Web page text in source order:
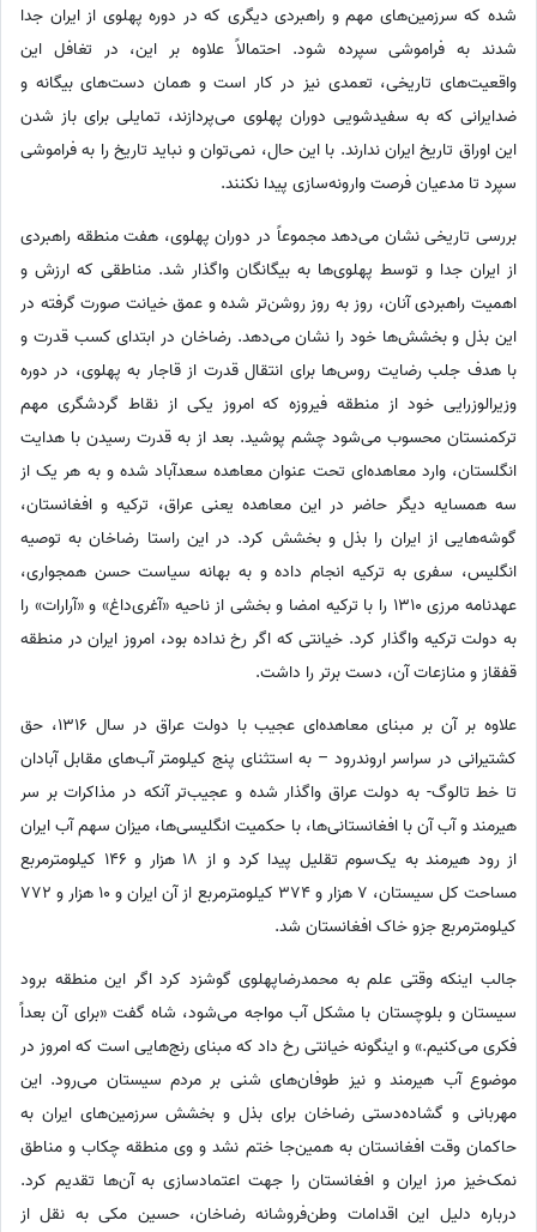
شده که سرزمین‌های مهم و راهبردی دیگری که در دوره پهلوی از ایران جدا
شدند به فراموشی سپرده شود. احتمالاً علاوه بر این، در تغافل این
واقعیت‌های تاریخی، تعمدی نیز در کار است و همان دست‌های بیگانه و
ضدایرانی که به سفیدشویی دوران پهلوی می‌پردازند، تمایلی برای باز شدن
این اوراق تاریخ ایران ندارند. با این حال، نمی‌توان و نباید تاریخ را به فراموشی
سپرد تا مدعیان فرصت وارونه‌سازی پیدا نکنند.
بررسی تاریخی نشان می‌دهد مجموعاً در دوران پهلوی، هفت منطقه راهبردی
از ایران جدا و توسط پهلوی‌ها به بیگانگان واگذار شد. مناطقی که ارزش و
اهمیت راهبردی آنان، روز به روز روشن‌تر شده و عمق خیانت صورت گرفته در
این بذل و بخشش‌ها خود را نشان می‌دهد. رضاخان در ابتدای کسب قدرت و
با هدف جلب رضایت روس‌ها برای انتقال قدرت از قاجار به پهلوی، در دوره
وزیرالوزرایی خود از منطقه فیروزه که امروز یکی از نقاط گردشگری مهم
ترکمنستان محسوب می‌شود چشم پوشید. بعد از به قدرت رسیدن با هدایت
انگلستان، وارد معاهده‌ای تحت عنوان معاهده سعدآباد شده و به هر یک از
سه همسایه دیگر حاضر در این معاهده یعنی عراق، ترکیه و افغانستان،
گوشه‌هایی از ایران را بذل و بخشش کرد. در این راستا رضاخان به توصیه
انگلیس، سفری به ترکیه انجام داده و به بهانه سیاست حسن همجواری،
عهدنامه مرزی 1310 را با ترکیه امضا و بخشی از ناحیه «آغری‌داغ» و «آرارات» را
به دولت ترکیه واگذار کرد. خیانتی که اگر رخ نداده بود، امروز ایران در منطقه
قفقاز و منازعات آن، دست برتر را داشت.
علاوه بر آن بر مبنای معاهده‌ای عجیب با دولت عراق در سال 1316، حق
کشتیرانی در سراسر اروندرود – به استثنای پنج کیلومتر آب‌های مقابل آبادان
تا خط تالوگ- به دولت عراق واگذار شده و عجیب‌تر آنکه در مذاکرات بر سر
هیرمند و آب آن با افغانستانی‌ها، با حکمیت انگلیسی‌ها، میزان سهم آب ایران
از رود هیرمند به یک‌سوم تقلیل پیدا کرد و از 18 هزار و 146 کیلومترمربع
مساحت کل سیستان، 7 هزار و 374 کیلومترمربع از آن ایران و 10 هزار و 772
کیلومترمربع جزو خاک افغانستان شد.
جالب اینکه وقتی علم به محمدرضاپهلوی گوشزد کرد اگر این منطقه برود
سیستان و بلوچستان با مشکل آب مواجه می‌شود، شاه گفت «برای آن بعداً
فکری می‌کنیم.» و اینگونه خیانتی رخ داد که مبنای رنج‌هایی است که امروز در
موضوع آب هیرمند و نیز طوفان‌های شنی بر مردم سیستان می‌رود. این
مهربانی و گشاده‌دستی رضاخان برای بذل و بخشش سرزمین‌های ایران به
حاکمان وقت افغانستان به همین‌جا ختم نشد و وی منطقه چکاب و مناطق
نمک‌خیز مرز ایران و افغانستان را جهت اعتمادسازی به آن‌ها تقدیم کرد.
درباره دلیل این اقدامات وطن‌فروشانه رضاخان، حسین مکی به نقل از